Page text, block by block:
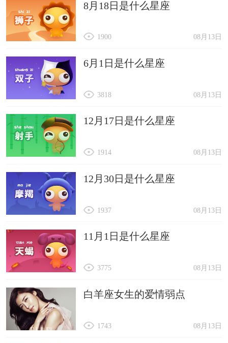
8月18日是什么星座
08月13日
1900
6月1日是什么星座
08月13日
3818
12月17日是什么星座
08月13日
1914
12月30日是什么星座
08月13日
1937
11月1日是什么星座
08月13日
3775
白羊座女生的爱情弱点
08月13日
1743